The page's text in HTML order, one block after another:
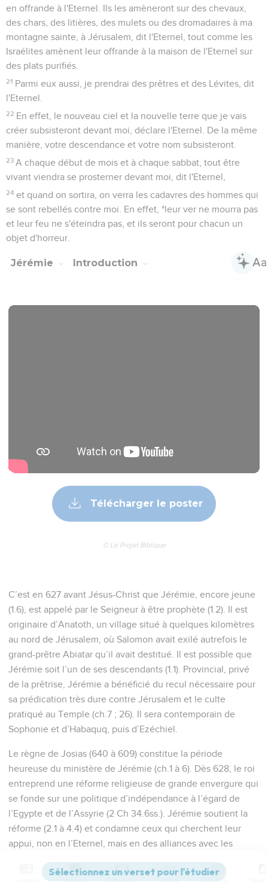
en offrande à l'Eternel. Ils les amèneront sur des chevaux,
des chars, des litières, des mulets ou des dromadaires à ma
montagne sainte, à Jérusalem, dit l'Eternel, tout comme les
Israélites amènent leur offrande à la maison de l'Eternel sur
des plats purifiés.
21 Parmi eux aussi, je prendrai des prêtres et des Lévites, dit
l'Eternel.
22 En effet, le nouveau ciel et la nouvelle terre que je vais
créer subsisteront devant moi, déclare l'Eternel. De la même
manière, votre descendance et votre nom subsisteront.
23 A chaque début de mois et à chaque sabbat, tout être
vivant viendra se prosterner devant moi, dit l'Eternel,
24 et quand on sortira, on verra les cadavres des hommes qui
se sont rebellés contre moi. En effet, *leur ver ne mourra pas
et leur feu ne s'éteindra pas, et ils seront pour chacun un
objet d'horreur.
Jérémie Introduction
Télécharger le poster
© Le Projet Biblique
C’est en 627 avant Jésus-Christ que Jérémie, encore jeune
(1.6), est appelé par le Seigneur à être prophète (1.2). Il est
originaire d’Anatoth, un village situé à quelques kilomètres
au nord de Jérusalem, où Salomon avait exilé autrefois le
grand-prêtre Abiatar qu’il avait destitué. Il est possible que
Jérémie soit l’un de ses descendants (1.1). Provincial, privé
de la prêtrise, Jérémie a bénéficié du recul nécessaire pour
sa prédication très dure contre Jérusalem et le culte
pratiqué au Temple (ch.7 ; 26). Il sera contemporain de
Sophonie et d’Habaquq, puis d’Ezéchiel.
Le règne de Josias (640 à 609) constitue la période
heureuse du ministère de Jérémie (ch.1 à 6). Dès 628, le roi
entreprend une réforme religieuse de grande envergure qui
se fonde sur une politique d’indépendance à l’égard de
l’Egypte et de l’Assyrie (2 Ch 34.6ss.). Jérémie soutient la
réforme (2.1 à 4.4) et condamne ceux qui cherchent leur
appui, non en l’Eternel, mais en des alliances avec les
Temple un rouleau de la Loi, probablement le
Versions Commentaires Strong